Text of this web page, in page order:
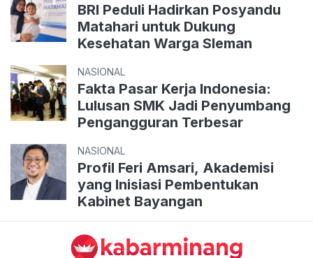
BRI Peduli Hadirkan Posyandu
Matahari untuk Dukung
Kesehatan Warga Sleman
NASIONAL
Fakta Pasar Kerja Indonesia:
Lulusan SMK Jadi Penyumbang
Pengangguran Terbesar
NASIONAL
Profil Feri Amsari, Akademisi
yang Inisiasi Pembentukan
Kabinet Bayangan